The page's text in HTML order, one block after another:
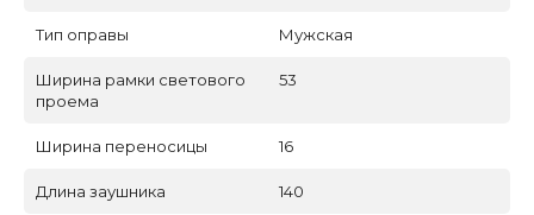
Тип оправы Мужская
Ширина рамки светового
проема
53
Ширина переносицы 16
Длина заушника 140